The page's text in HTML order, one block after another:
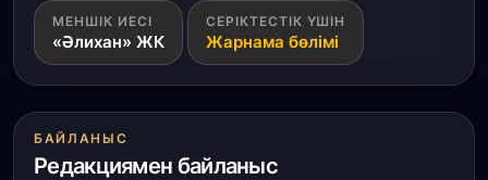
МЕНШІК ИЕСІ
«Әлихан» ЖК
СЕРІКТЕСТІК ҮШІН
Жарнама бөлімі
БАЙЛАНЫС
Редакциямен байланыс